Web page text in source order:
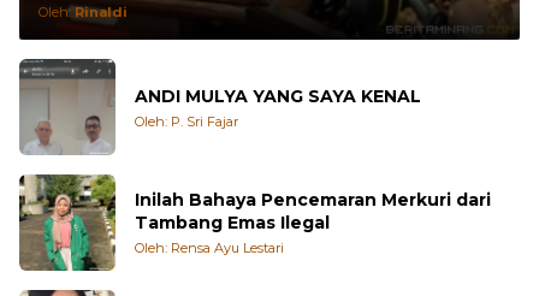
Oleh: Rinaldi
ANDI MULYA YANG SAYA KENAL
Oleh: P. Sri Fajar
Inilah Bahaya Pencemaran Merkuri dari
Tambang Emas Ilegal
Oleh: Rensa Ayu Lestari